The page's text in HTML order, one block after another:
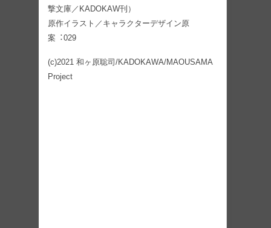
撃⽂庫／KADOKAW刊）
原作イラスト／キャラクターデザイン原
案︓029
(c)2021 和ヶ原聡司/KADOKAWA/MAOUSAMA
Project